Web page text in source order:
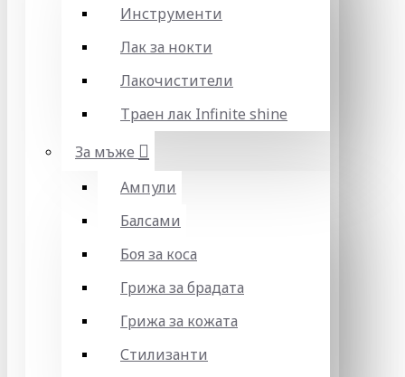
Инструменти
Лак за нокти
Лакочистители
Траен лак Infinite shine
За мъже
Ампули
Балсами
Боя за коса
Грижа за брадата
Грижа за кожата
Стилизанти